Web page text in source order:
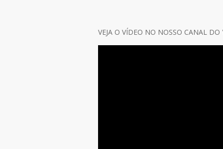
VEJA O VÍDEO NO NOSSO CANAL DO